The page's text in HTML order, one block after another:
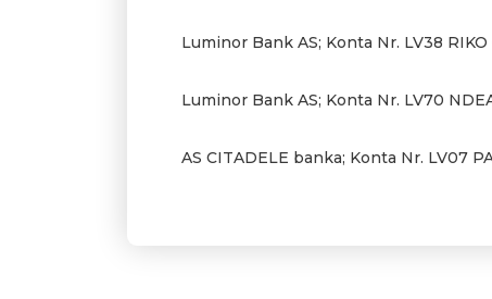
Luminor Bank AS; Konta Nr. LV38 RIKO
Luminor Bank AS; Konta Nr. LV70
AS CITADELE banka; Konta Nr. LV07